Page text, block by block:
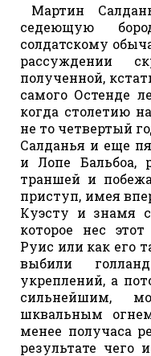
Мартин
седеющую
солдатскому
рассуждении
полученной,
самого Остенде
когда столетию
не то четвертый
Салданья и еще
и Лопе Бальбоа,
траншей и
приступ, имея
Куэсту и знамя
которое нес
Руис или как его
выбили
укреплений, а
сильнейшим,
шквальным
менее получаса
результате чего